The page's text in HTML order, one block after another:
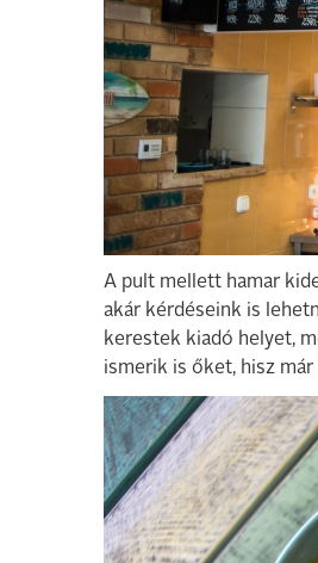
A pult mellett hamar
akár kérdéseink is
kerestek kiadó helyet,
ismerik is őket, hisz